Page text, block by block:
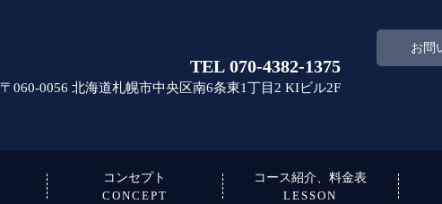
TEL 070-4382-1375
〒060-0056 北海道札幌市中央区南6条東1丁目2 KIビル2F
コンセプト
CONCEPT
コース紹介、料金表
LESSON
お問